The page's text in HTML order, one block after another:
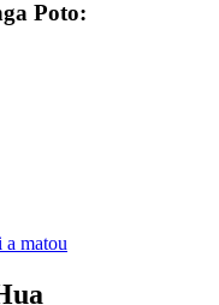
Poto:
a matou